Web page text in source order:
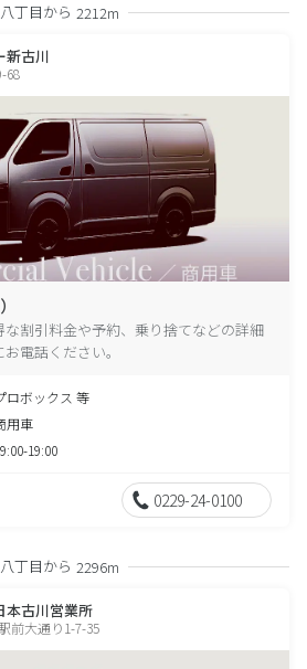
丁目から 2212m
新古川
68
割引料金や予約、乗り捨てなどの詳細
電話ください。
ロボックス 等
用車
19:00
0229-24-0100
丁目から 2296m
本古川営業所
前大通り1-7-35